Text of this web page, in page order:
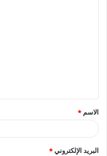
ق
*
الاسم *
البريد الإلكتروني*